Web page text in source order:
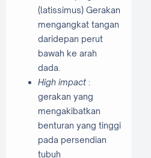
(latissimus) Gerakan
mengangkat tangan
daridepan perut
bawah ke arah
dada.
High impact :
gerakan yang
mengakibatkan
benturan yang tinggi
pada persendian
tubuh